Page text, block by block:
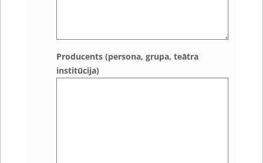
Producents (persona, grupa, teātra
institūcija)